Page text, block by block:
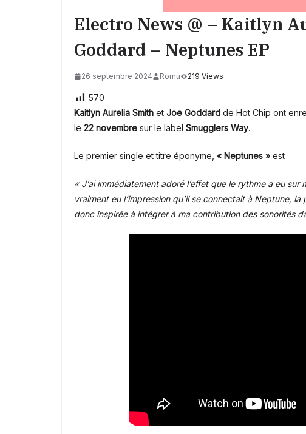
Electro News @ – Kaitlyn
Goddard – Neptunes EP
26 septembre 2024 Romu 219 Views
570
Kaitlyn Aurelia Smith et Joe Goddard de Hot Chip ont
le 22 novembre sur le label Smugglers Way.
Le premier single et titre éponyme, « Neptunes » est
« J’ai immédiatement adoré l’effet que le rythme a eu sur
vraiment eu l’impression qu’il se connectait à Neptune,
donc inspirée à intégrer à ma contribution des sonorités